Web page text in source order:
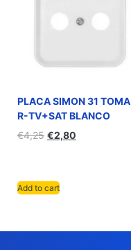
PLACA SIMON 31 TOMA
R-TV+SAT BLANCO
€4,25 €2,80
Add to cart